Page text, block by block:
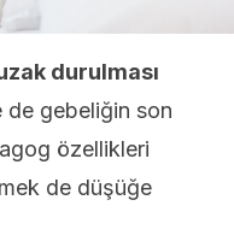
durulması
de gebeliğin son
özellikleri
de düşüğe